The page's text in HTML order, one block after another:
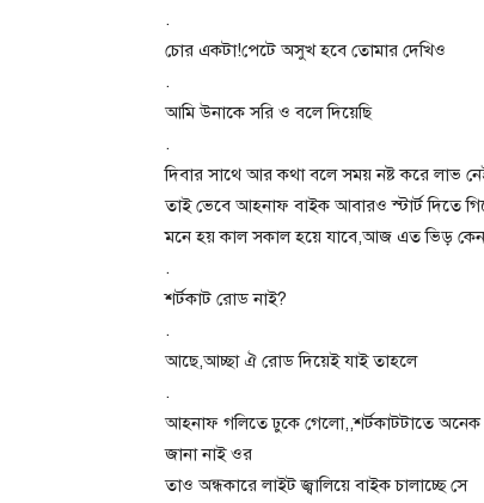
.
চোর একটা!পেটে অসুখ হবে তোমার দেখিও
.
আমি উনাকে সরি ও বলে দিয়েছি
.
দিবার সাথে আর কথা বলে সময় নষ্ট করে লাভ
তাই ভেবে আহনাফ বাইক আবারও স্টার্ট দিতে
মনে হয় কাল সকাল হয়ে যাবে,আজ এত ভিড় কেন
.
শর্টকাট রোড নাই?
.
আছে,আচ্ছা ঐ রোড দিয়েই যাই তাহলে
.
আহনাফ গলিতে ঢুকে গেলো,,শর্টকাটটাতে
জানা নাই ওর
তাও অন্ধকারে লাইট জ্বালিয়ে বাইক চালাচ্ছে সে